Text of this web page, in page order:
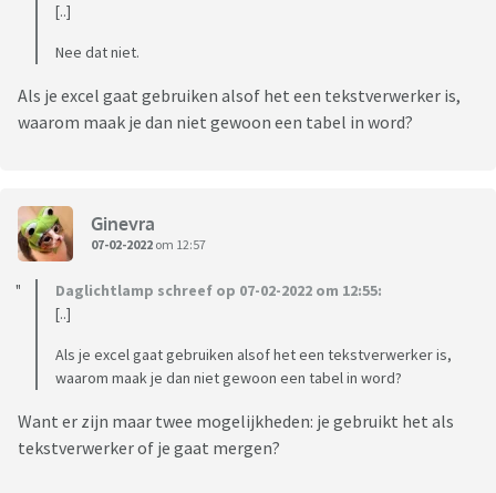
[..]
Nee dat niet.
Als je excel gaat gebruiken alsof het een tekstverwerker is,
waarom maak je dan niet gewoon een tabel in word?
Ginevra
07-02-2022 om 12:57
Daglichtlamp schreef op 07-02-2022 om 12:55:
[..]
Als je excel gaat gebruiken alsof het een tekstverwerker is,
waarom maak je dan niet gewoon een tabel in word?
Want er zijn maar twee mogelijkheden: je gebruikt het als
tekstverwerker of je gaat mergen?